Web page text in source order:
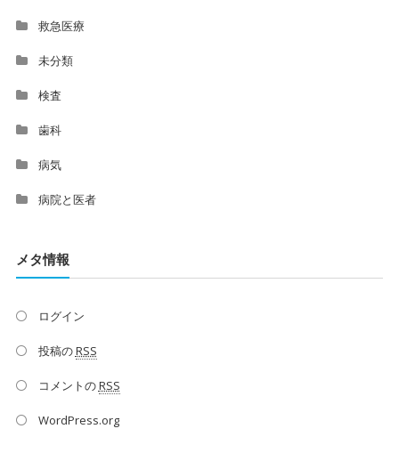
救急医療
未分類
検査
歯科
病気
病院と医者
メタ情報
ログイン
投稿のRSS
コメントのRSS
WordPress.org